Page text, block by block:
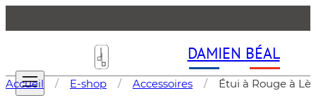
DAMIEN BÉAL
Accueil / E-shop / Accessoires / Étui à Rouge à